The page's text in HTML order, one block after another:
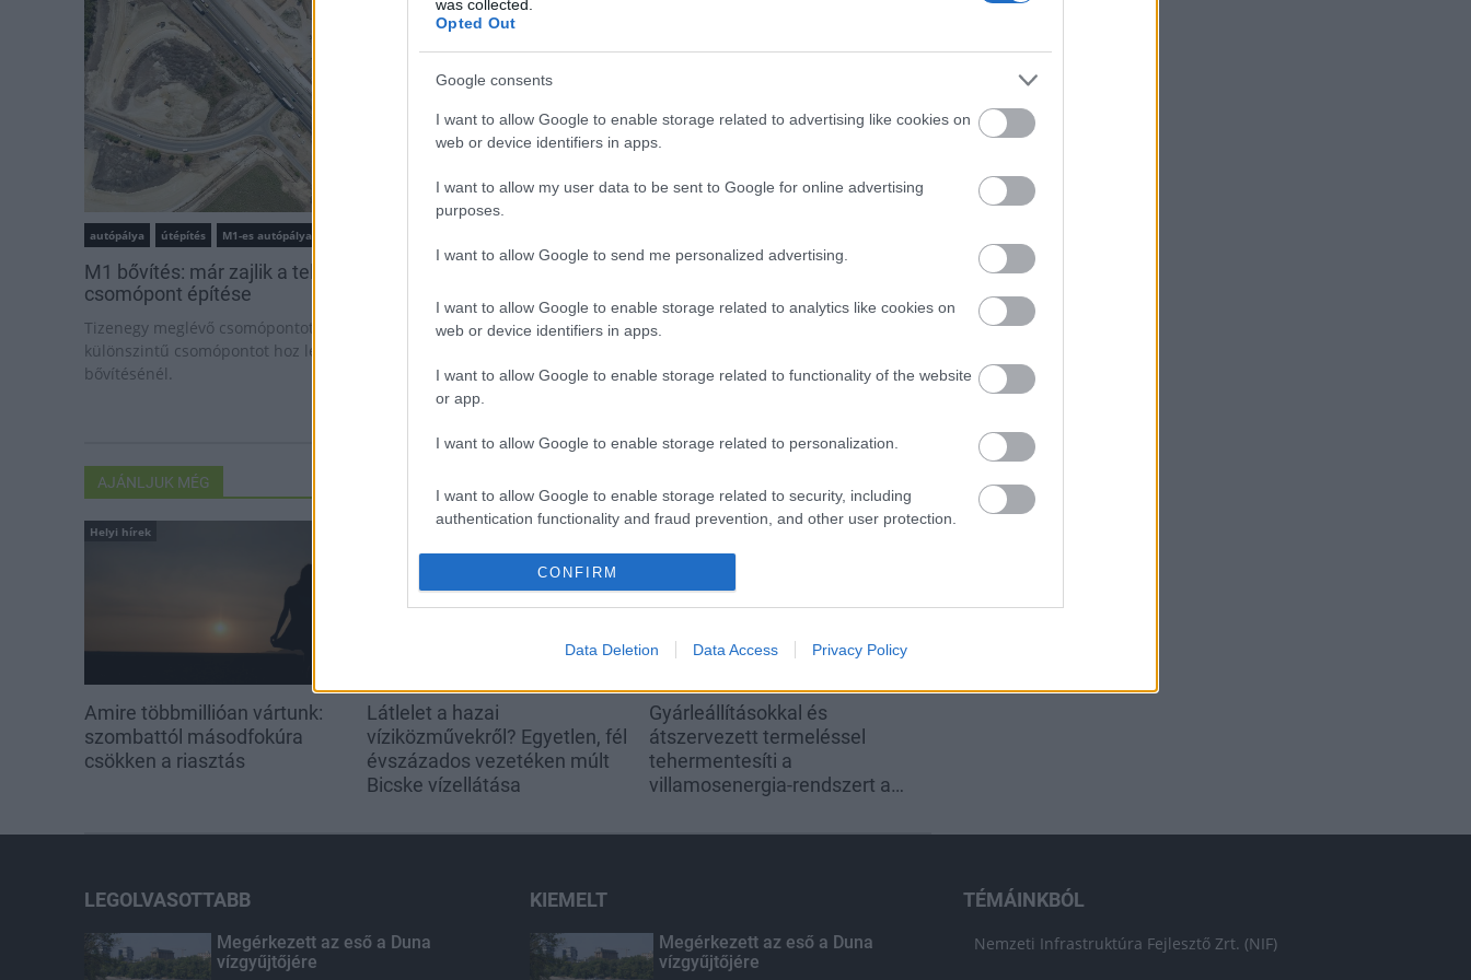
was collected.
Opted Out
Google consents
I want to allow Google to enable storage related to advertising like cookies on
web or device identifiers in apps.
I want to allow my user data to be sent to Google for online advertising
purposes.
I want to allow Google to send me personalized advertising.
I want to allow Google to enable storage related to analytics like cookies on
web or device identifiers in apps.
I want to allow Google to enable storage related to functionality of the website
or app.
I want to allow Google to enable storage related to personalization.
I want to allow Google to enable storage related to security, including
authentication functionality and fraud prevention, and other user protection.
CONFIRM
Data Deletion Data Access Privacy Policy
autópálya útépítés M1-es autópálya
M1 bővítés: már zajlik a teljesen új Bicske Kelet
csomópont építése
Tizenegy meglévő csomópontot korszerűsít és négy új,
különszintű csomópontot hoz létre az MKIF az M1-es
bővítésénél.
Látványos építési szakasz indult
Paks II.: Mit jelent az 5. blokk új
mérföldköve a felülvizsgálat
AJÁNLJUK MÉG
Helyi hírek
Amire többmillióan vártunk:
szombattól másodfokúra
csökken a riasztás
Látlelet a hazai
víziközművekről? Egyetlen, fél
évszázados vezetéken múlt
Bicske vízellátása
Helyi hírek
Gyárleállításokkal és
átszervezett termeléssel
tehermentesíti a
villamosenergia-rendszert a
LEGOLVASOTTABB
Megérkezett az eső a Duna
vízgyűjtőjére
KIEMELT
Megérkezett az eső a Duna
vízgyűjtőjére
TÉMÁINKBÓL
Nemzeti Infrastruktúra Fejlesztő Zrt. (NIF)